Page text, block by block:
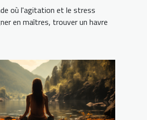
paix intérieure en
par jour
où l'agitation et le stress
en maîtres, trouver un havre